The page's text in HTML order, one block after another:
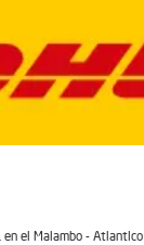
en el Malambo - Atlantico